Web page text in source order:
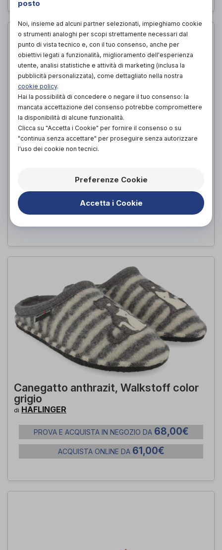
CUORICINI STEING STEINGRAU
ACQUISTA ONLINE DA91,00€
Canegatto anthrazit, Walkstoff color
grigio
di HAFLINGER
PROVA E ACQUISTA IN NEGOZIO DA 68,00€
ACQUISTA ONLINE DA 61,00€
posto
Noi, insieme ad alcuni partner selezionati, impieghiamo cookie
o strumenti analoghi per scopi strettamente necessari dal
punto di vista tecnico e, con il tuo consenso, anche per
obiettivi legati a funzionalità, miglioramento dell'esperienza
utente, analisi statistiche e attività di marketing (inclusa la
pubblicità personalizzata), come dettagliato nella nostra
cookie policy.
Hai la possibilità di concedere o negare il tuo consenso: la
mancata accettazione del consenso potrebbe compromettere
la disponibilità di alcune funzionalità.
Clicca su "Accetta i Cookie" per fornire il consenso o su
"continua senza accettare" per proseguire senza autorizzare
l'uso dei cookie non tecnici.
Preferenze Cookie
Accetta i Cookie